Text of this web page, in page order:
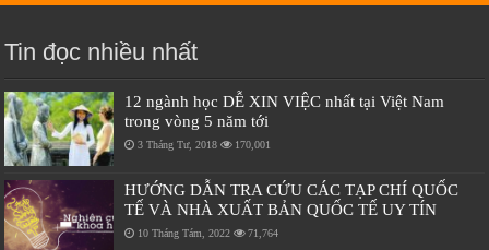
Tin đọc nhiều nhất
12 ngành học DỄ XIN VIỆC nhất tại Việt Nam
trong vòng 5 năm tới
3 Tháng Tư, 2018 170,001
HƯỚNG DẪN TRA CỨU CÁC TẠP CHÍ QUỐC
TẾ VÀ NHÀ XUẤT BẢN QUỐC TẾ UY TÍN
10 Tháng Tám, 2022 71,764